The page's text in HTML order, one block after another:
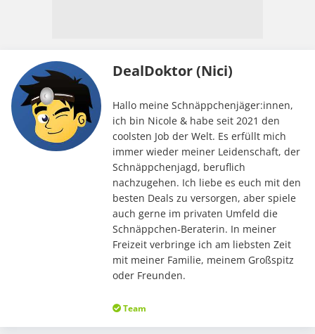
DealDoktor (Nici)
Hallo meine Schnäppchenjäger:innen,
ich bin Nicole & habe seit 2021 den
coolsten Job der Welt. Es erfüllt mich
immer wieder meiner Leidenschaft, der
Schnäppchenjagd, beruflich
nachzugehen. Ich liebe es euch mit den
besten Deals zu versorgen, aber spiele
auch gerne im privaten Umfeld die
Schnäppchen-Beraterin. In meiner
Freizeit verbringe ich am liebsten Zeit
mit meiner Familie, meinem Großspitz
oder Freunden.
Team